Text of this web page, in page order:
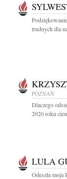
trudnych dla
POZNAŃ
Dlaczego
2020 roku
LULA
Odeszła moja